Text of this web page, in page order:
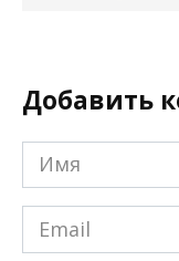
Добавить
Имя
*
Email
*